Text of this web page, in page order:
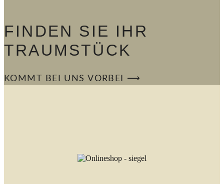
FINDEN SIE IHR
TRAUMSTÜCK
KOMMT BEI UNS VORBEI ⟶